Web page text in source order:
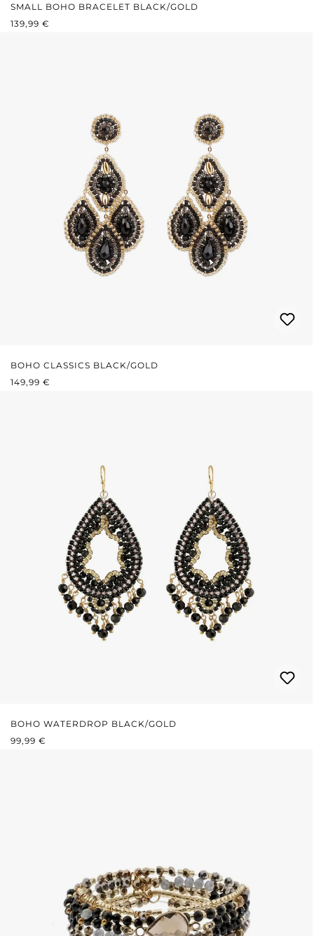
SMALL BOHO BRACELET BLACK/GOLD
REGULÄRER PREIS:
139,99 €
BOHO CLASSICS BLACK/GOLD
REGULÄRER PREIS:
149,99 €
BOHO WATERDROP BLACK/GOLD
REGULÄRER PREIS:
99,99 €